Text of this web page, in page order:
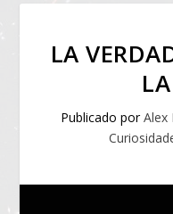
LA
Publicado porAlex